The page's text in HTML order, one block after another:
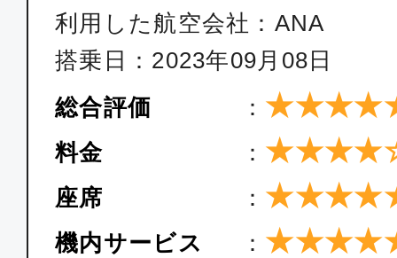
利用した航空会社：ANA
搭乗日：2023年09月08日
総合評価
：
料金 ：
座席 ：
機内サービス ：